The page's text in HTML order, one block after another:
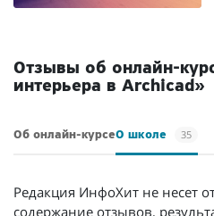
Отзывы об онлайн-
интерьера в Archicad»
Об онлайн-курсеО школе 35
Редакция ИнфоХит не несет
содержание отзывов,